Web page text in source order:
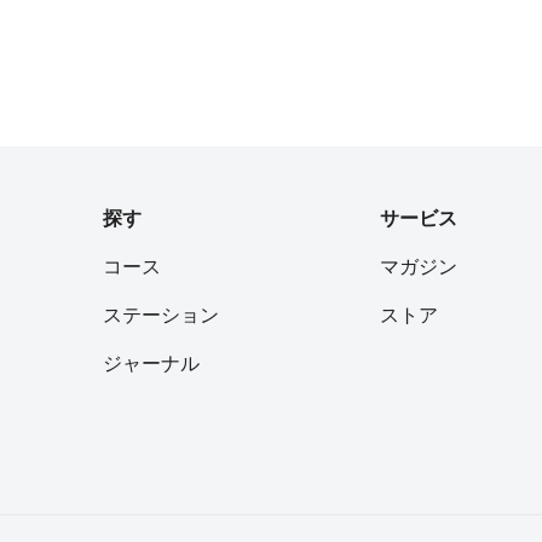
探す
コース
ステーション
ジャーナル
サービス
マガジン
ストア